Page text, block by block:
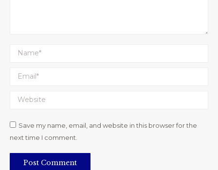
Name *
Email *
Website
Save my name, email, and website in this browser for the
next time I comment.
Post Comment